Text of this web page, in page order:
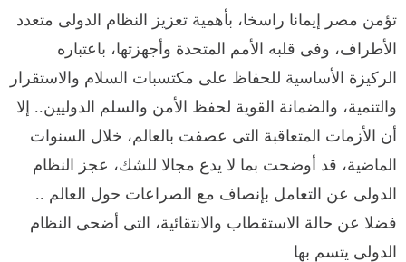
تؤمن مصر إيمانا راسخا، بأهمية تعزيز النظام الدولى متعدد
الأطراف، وفى قلبه الأمم المتحدة وأجهزتها، باعتباره
الركيزة الأساسية للحفاظ على مكتسبات السلام والاستقرار
والتنمية، والضمانة القوية لحفظ الأمن والسلم الدوليين.. إلا
أن الأزمات المتعاقبة التى عصفت بالعالم، خلال السنوات
الماضية، قد أوضحت بما لا يدع مجالا للشك، عجز النظام
الدولى عن التعامل بإنصاف مع الصراعات حول العالم ..
فضلا عن حالة الاستقطاب والانتقائية، التى أضحى النظام
الدولى يتسم بها